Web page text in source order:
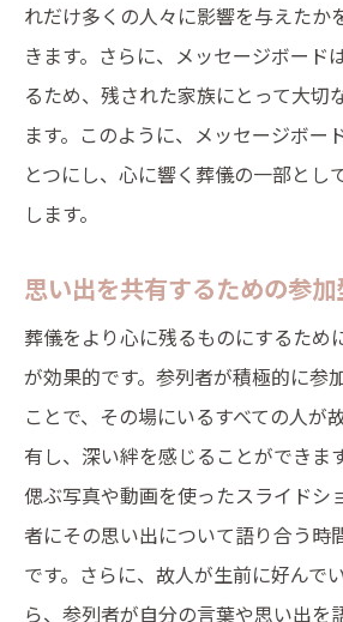
れだけ多くの人々に影響を与えたか
きます。さらに、メッセージボード
るため、残された家族にとって大切
ます。このように、メッセージボー
とつにし、心に響く葬儀の一部とし
します。
思い出を共有するための参加
葬儀をより心に残るものにするため
が効果的です。参列者が積極的に参
ことで、その場にいるすべての人が
有し、深い絆を感じることができま
偲ぶ写真や動画を使ったスライドシ
者にその思い出について語り合う時
です。さらに、故人が生前に好んで
ら、参列者が自分の言葉や思い出を